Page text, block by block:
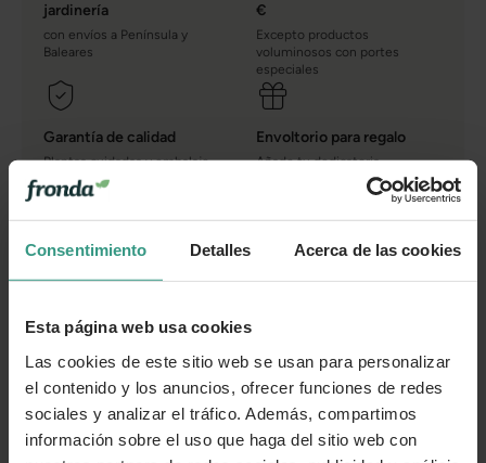
Consentimiento Detalles Acerca de las cookies
Esta página web usa cookies
Las cookies de este sitio web se usan para personalizar
el contenido y los anuncios, ofrecer funciones de redes
sociales y analizar el tráfico. Además, compartimos
información sobre el uso que haga del sitio web con
jardinería
con envíos a Península y
Baleares
€
Excepto productos
voluminosos con portes
especiales
Garantía de calidad
Plantas cuidadas y embalaje
seguro
Envoltorio para regalo
Añade tu dedicatoria
Tus plantas necesitan estar bien protegidas, tanto si son
contamos con la mayor variedad de
de gran calidad para que consigas el estilo que realmente
deseas dar en tu propia casa ¡y en tu jardín! Y si estas no
te gustan no te preocupes porque en Fronda tenemos
una gran variedad para que puedas elegirotras macetas y